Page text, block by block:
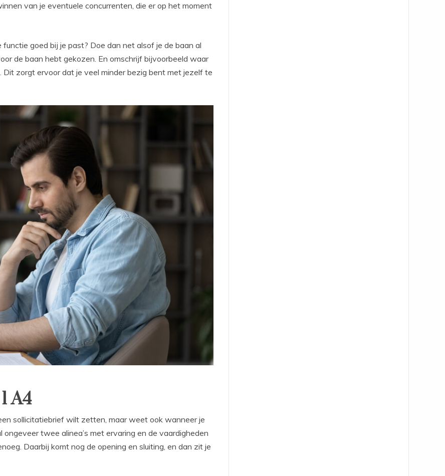
van je eventuele concurrenten, die er op het moment
goed bij je past? Doe dan net alsof je de baan al
de baan hebt gekozen. En omschrijf bijvoorbeeld waar
Dit zorgt ervoor dat je veel minder bezig bent met jezelf te
A4
sollicitatiebrief wilt zetten, maar weet ook wanneer je
twee alinea’s met ervaring en de vaardigheden
Daarbij komt nog de opening en sluiting, en dan zit je